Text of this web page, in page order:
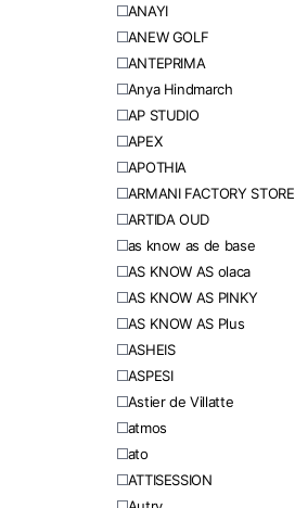
ANAYI
ANEW GOLF
ANTEPRIMA
Anya Hindmarch
AP STUDIO
APEX
APOTHIA
ARMANI FACTORY STORE
ARTIDA OUD
as know as de base
AS KNOW AS olaca
AS KNOW AS PINKY
AS KNOW AS Plus
ASHEIS
ASPESI
Astier de Villatte
atmos
ato
ATTISESSION